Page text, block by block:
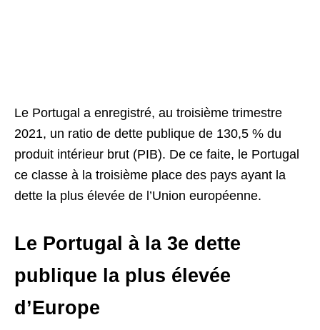
Le Portugal a enregistré, au troisième trimestre
2021, un ratio de dette publique de 130,5 % du
produit intérieur brut (PIB). De ce faite, le Portugal
ce classe à la troisième place des pays ayant la
dette la plus élevée de l’Union européenne.
Le Portugal à la 3e dette
publique la plus élevée
d’Europe